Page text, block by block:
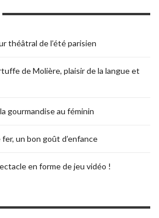
théâtral de l’été parisien
de Molière, plaisir de la langue et
gourmandise au féminin
un bon goût d’enfance
en forme de jeu vidéo !